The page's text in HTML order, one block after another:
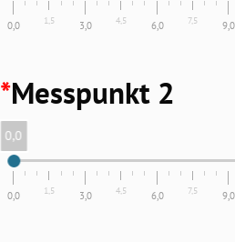
0,0 1,5 3,0 4,5 6,0 7,5 9,0
*Messpunkt 2
0,0
0,0 1,5 3,0 4,5 6,0 7,5 9,0